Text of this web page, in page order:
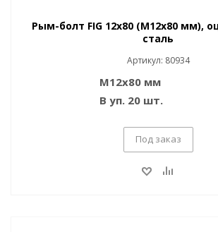
Рым-болт FIG 12x80 (M12x80 мм),
сталь
Артикул: 80934
M12x80 мм
В уп. 20 шт.
Под заказ